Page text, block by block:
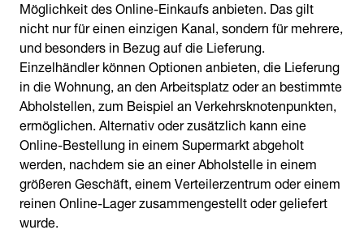
Möglichkeit des Online-Einkaufs anbieten. Das gilt
nicht nur für einen einzigen Kanal, sondern für mehrere,
und besonders in Bezug auf die Lieferung.
Einzelhändler können Optionen anbieten, die Lieferung
in die Wohnung, an den Arbeitsplatz oder an bestimmte
Abholstellen, zum Beispiel an Verkehrsknotenpunkten,
ermöglichen. Alternativ oder zusätzlich kann eine
Online-Bestellung in einem Supermarkt abgeholt
werden, nachdem sie an einer Abholstelle in einem
größeren Geschäft, einem Verteilerzentrum oder einem
reinen Online-Lager zusammengestellt oder geliefert
wurde.